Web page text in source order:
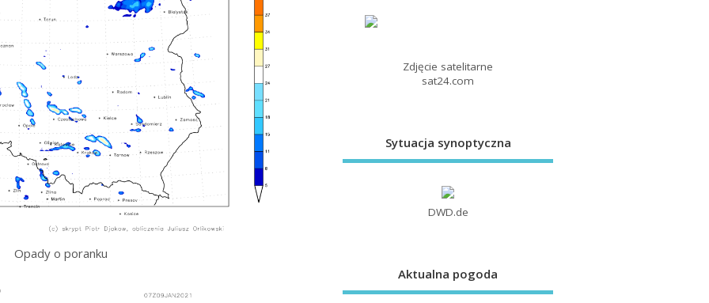
Opady o poranku
Zdjęcie satelitarne
sat24.com
Sytuacja synoptyczna
DWD.de
Aktualna pogoda